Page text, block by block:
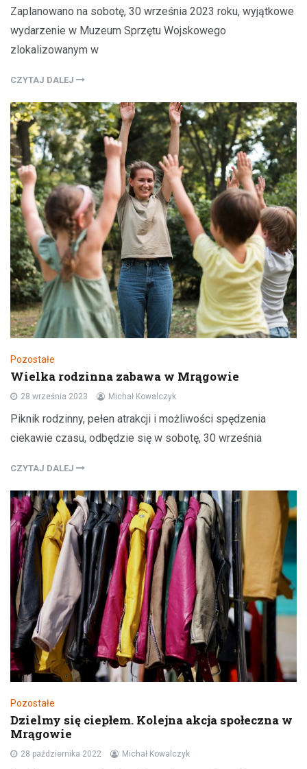
Zaplanowano na sobotę, 30 września 2023 roku, wyjątkowe
wydarzenie w Muzeum Sprzętu Wojskowego
zlokalizowanym w
CZYTAJ DALEJ
Pozostałe
Wielka rodzinna zabawa w Mrągowie
28 września 2023 Michał Kowalczyk
Piknik rodzinny, pełen atrakcji i możliwości spędzenia
ciekawie czasu, odbędzie się w sobotę, 30 września
CZYTAJ DALEJ
Pozostałe
Dzielmy się ciepłem. Kolejna akcja społeczna w
Mrągowie
28 października 2022 Michał Kowalczyk